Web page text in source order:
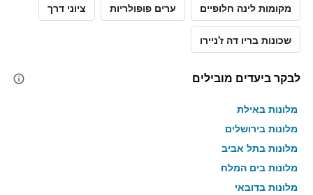
מקומות לינה חלופיים ערים פופולריות ציוני דרך
שכונות בריו דה ז'ניירו
לבקר ביעדים מובילים
מלונות באילת
מלונות בירושלים
מלונות בתל אביב
מלונות בים המלח
מלונות בדובאי